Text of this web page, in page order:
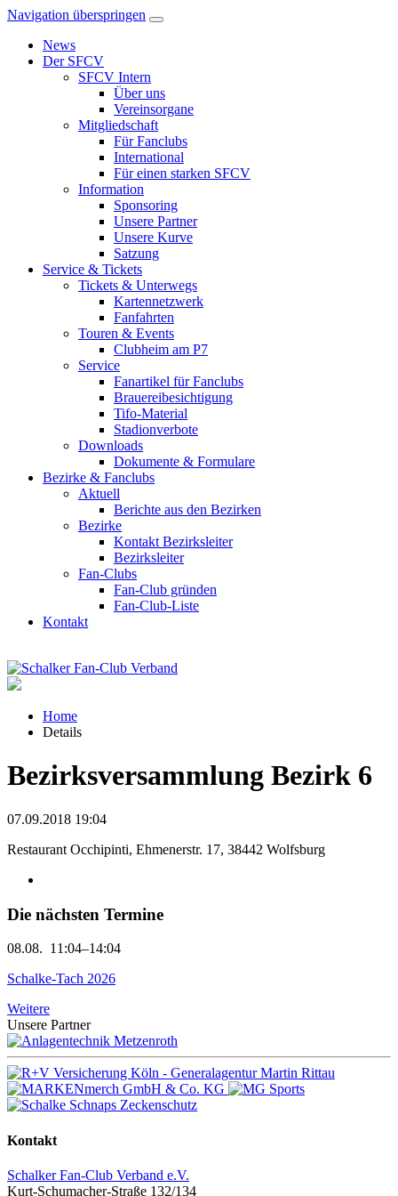
Navigation überspringen
News
Der SFCV
SFCV Intern
Über uns
Vereinsorgane
Mitgliedschaft
Für Fanclubs
International
Für einen starken SFCV
Information
Sponsoring
Unsere Partner
Unsere Kurve
Satzung
Service & Tickets
Tickets & Unterwegs
Kartennetzwerk
Fanfahrten
Touren & Events
Clubheim am P7
Service
Fanartikel für Fanclubs
Brauereibesichtigung
Tifo-Material
Stadionverbote
Downloads
Dokumente & Formulare
Bezirke & Fanclubs
Aktuell
Berichte aus den Bezirken
Bezirke
Kontakt Bezirksleiter
Bezirksleiter
Fan-Clubs
Fan-Club gründen
Fan-Club-Liste
Kontakt
Home
Details
Bezirksversammlung Bezirk 6
07.09.2018 19:04
Restaurant Occhipinti, Ehmenerstr. 17, 38442 Wolfsburg
Die nächsten Termine
08.08. 11:04–14:04
Schalke-Tach 2026
Weitere
Unsere Partner
Kontakt
Schalker Fan-Club Verband e.V.
Kurt-Schumacher-Straße 132/134